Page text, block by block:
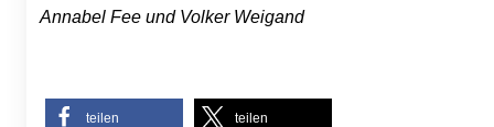
Annabel Fee und Volker Weigand
teilen teilen